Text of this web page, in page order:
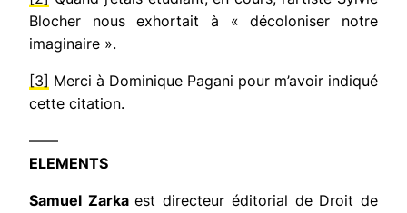
Blocher nous exhortait à « décoloniser notre
imaginaire ».
[3] Merci à Dominique Pagani pour m’avoir indiqué
cette citation.
——
ELEMENTS
Samuel Zarkaest directeur éditorial de Droit de